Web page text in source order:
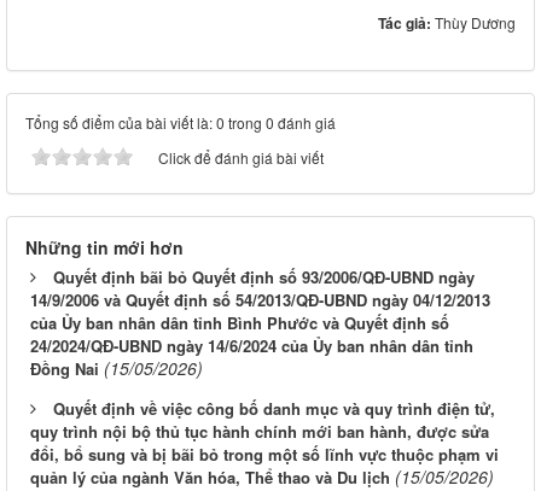
Tác giả: Thùy Dương
Tổng số điểm của bài viết là: 0 trong 0 đánh giá
Click để đánh giá bài viết
Những tin mới hơn
Quyết định bãi bỏ Quyết định số 93/2006/QĐ-UBND ngày
14/9/2006 và Quyết định số 54/2013/QĐ-UBND ngày 04/12/2013
của Ủy ban nhân dân tỉnh Bình Phước và Quyết định số
24/2024/QĐ-UBND ngày 14/6/2024 của Ủy ban nhân dân tỉnh
Đồng Nai (15/05/2026)
Quyết định về việc công bố danh mục và quy trình điện tử,
quy trình nội bộ thủ tục hành chính mới ban hành, được sửa
đổi, bổ sung và bị bãi bỏ trong một số lĩnh vực thuộc phạm vi
quản lý của ngành Văn hóa, Thể thao và Du lịch (15/05/2026)